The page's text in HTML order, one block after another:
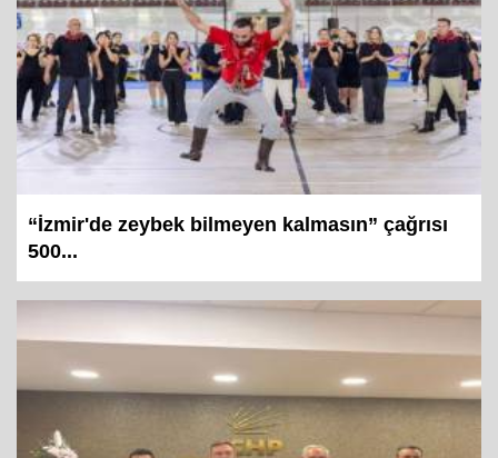
“İzmir'de zeybek bilmeyen kalmasın” çağrısı
500...